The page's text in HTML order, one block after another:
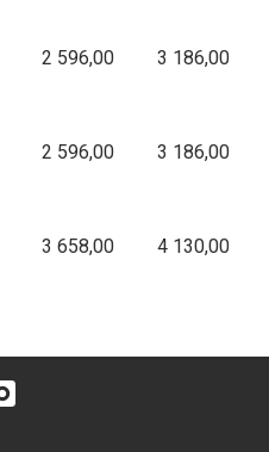
2 596,00 3 186,00
2 596,00 3 186,00
3 658,00 4 130,00